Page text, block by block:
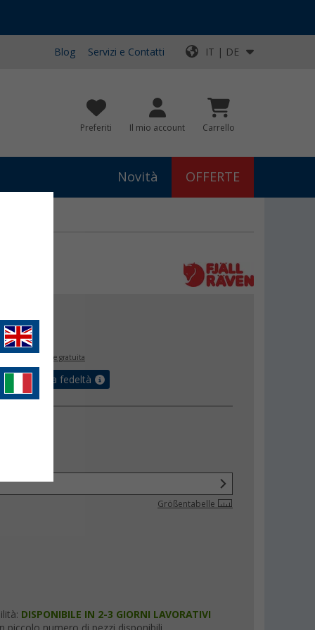
Blog Servizi e Contatti IT | DE
Preferiti Il mio account Carrello
Novità OFFERTE
95€
spedizione gratuita
tua carta fedeltà
Größentabelle
DISPONIBILE IN 2-3 GIORNI LAVORATIVI